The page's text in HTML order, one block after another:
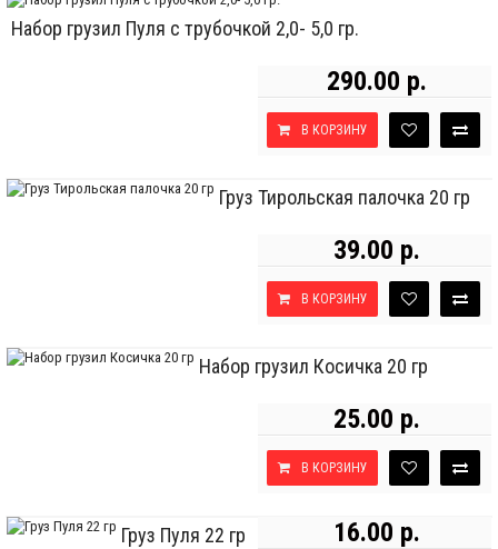
Набор грузил Пуля с трубочкой 2,0- 5,0 гр.
290.00 р.
В КОРЗИНУ
Груз Тирольская палочка 20 гр
39.00 р.
В КОРЗИНУ
Набор грузил Косичка 20 гр
25.00 р.
В КОРЗИНУ
Груз Пуля 22 гр 16.00 р.